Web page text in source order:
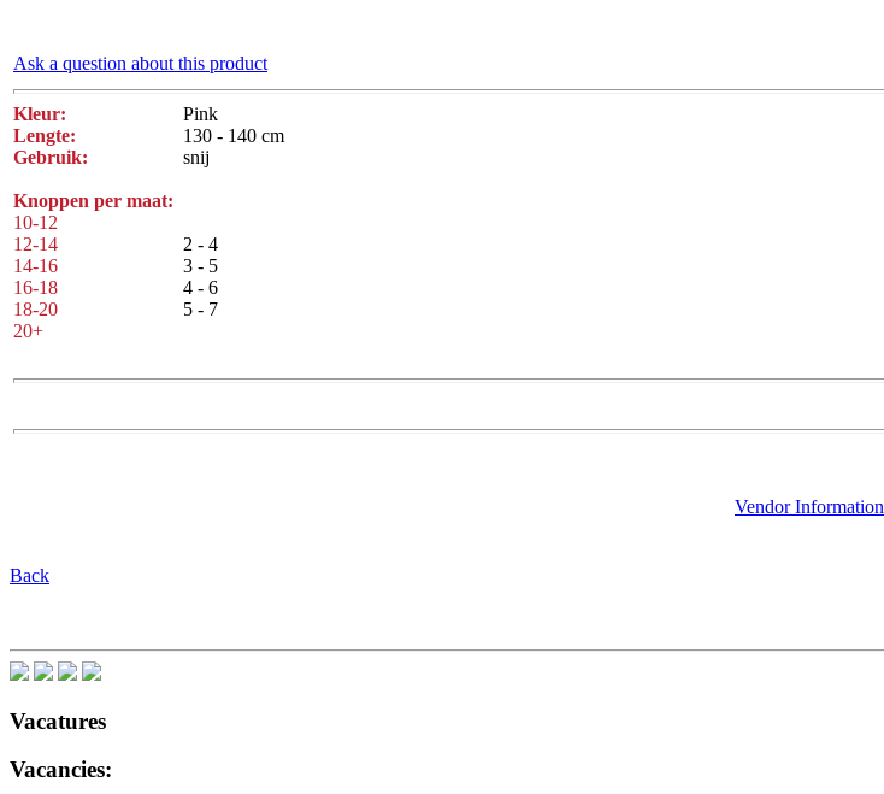
Ask a question about this product
Kleur:
Pink
Lengte:
130 - 140 cm
Gebruik:
snij
Knoppen per maat:
10-12
12-14
2 - 4
14-16
3 - 5
16-18
4 - 6
18-20
5 - 7
20+
Vendor Information
Back
Vacatures
Vacancies: